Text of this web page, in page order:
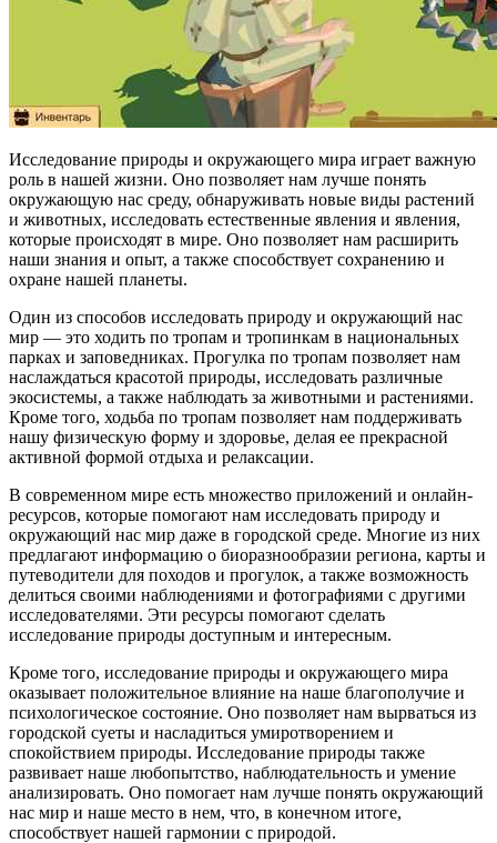
Исследование природы и окружающего мира играет важную
роль в нашей жизни. Оно позволяет нам лучше понять
окружающую нас среду, обнаруживать новые виды растений
и животных, исследовать естественные явления и явления,
которые происходят в мире. Оно позволяет нам расширить
наши знания и опыт, а также способствует сохранению и
охране нашей планеты.
Один из способов исследовать природу и окружающий нас
мир — это ходить по тропам и тропинкам в национальных
парках и заповедниках. Прогулка по тропам позволяет нам
наслаждаться красотой природы, исследовать различные
экосистемы, а также наблюдать за животными и растениями.
Кроме того, ходьба по тропам позволяет нам поддерживать
нашу физическую форму и здоровье, делая ее прекрасной
активной формой отдыха и релаксации.
В современном мире есть множество приложений и онлайн-
ресурсов, которые помогают нам исследовать природу и
окружающий нас мир даже в городской среде. Многие из них
предлагают информацию о биоразнообразии региона, карты и
путеводители для походов и прогулок, а также возможность
делиться своими наблюдениями и фотографиями с другими
исследователями. Эти ресурсы помогают сделать
исследование природы доступным и интересным.
Кроме того, исследование природы и окружающего мира
оказывает положительное влияние на наше благополучие и
психологическое состояние. Оно позволяет нам вырваться из
городской суеты и насладиться умиротворением и
спокойствием природы. Исследование природы также
развивает наше любопытство, наблюдательность и умение
анализировать. Оно помогает нам лучше понять окружающий
нас мир и наше место в нем, что, в конечном итоге,
способствует нашей гармонии с природой.